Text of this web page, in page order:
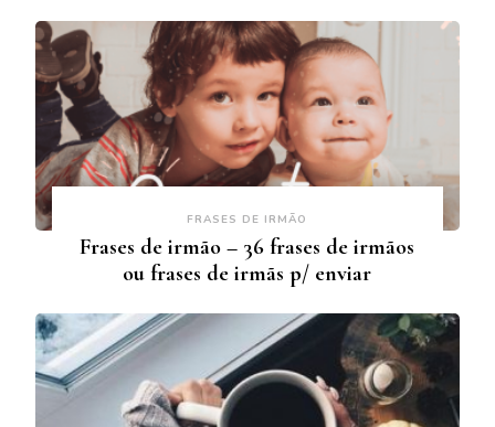
FRASES DE IRMÃO
Frases de irmão – 36 frases de irmãos
ou frases de irmãs p/ enviar